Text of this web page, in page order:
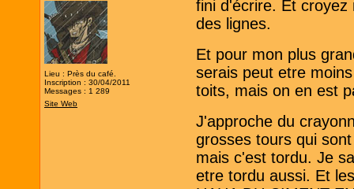
Lieu : Près du café.
Inscription : 30/04/2011
Messages : 1 289
Site Web
fini d'écrire. Et
des lignes.
Et pour mon plus
serais peut etre
toits, mais on en est
J'approche du
grosses tours qui
mais c'est tordu. Je
etre tordu aussi. Et